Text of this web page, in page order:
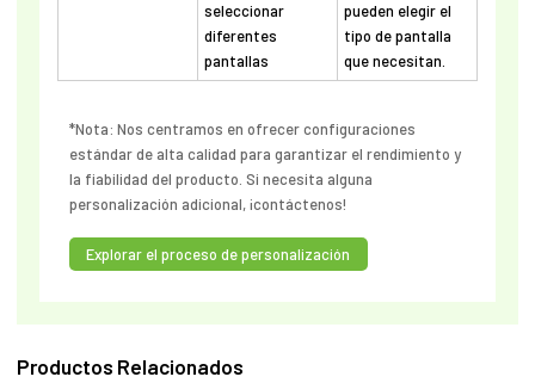
seleccionar
diferentes
pantallas
pueden elegir el
tipo de pantalla
que necesitan.
*Nota: Nos centramos en ofrecer configuraciones
estándar de alta calidad para garantizar el rendimiento y
la fiabilidad del producto. Si necesita alguna
personalización adicional, ¡contáctenos!
Explorar el proceso de personalización
Productos Relacionados